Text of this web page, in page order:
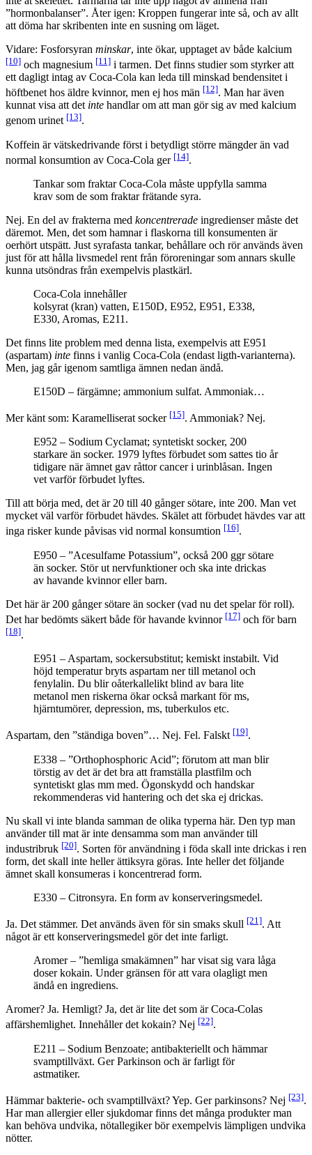
”hormonbalanser”. Åter igen: Kroppen fungerar inte så, och av allt
att döma har skribenten inte en susning om läget.
Vidare: Fosforsyran minskar, inte ökar, upptaget av både kalcium
[10] och magnesium [11] i tarmen. Det finns studier som styrker att
ett dagligt intag av Coca-Cola kan leda till minskad bendensitet i
höftbenet hos äldre kvinnor, men ej hos män [12]. Man har även
kunnat visa att det inte handlar om att man gör sig av med kalcium
genom urinet [13].
Koffein är vätskedrivande först i betydligt större mängder än vad
normal konsumtion av Coca-Cola ger [14].
Tankar som fraktar Coca-Cola måste uppfylla samma
krav som de som fraktar frätande syra.
Nej. En del av frakterna med koncentrerade ingredienser måste det
däremot. Men, det som hamnar i flaskorna till konsumenten är
oerhört utspätt. Just syrafasta tankar, behållare och rör används även
just för att hålla livsmedel rent från föroreningar som annars skulle
kunna utsöndras från exempelvis plastkärl.
Coca-Cola innehåller
kolsyrat (kran) vatten, E150D, E952, E951, E338,
E330, Aromas, E211.
Det finns lite problem med denna lista, exempelvis att E951
(aspartam) inte finns i vanlig Coca-Cola (endast ligth-varianterna).
Men, jag går igenom samtliga ämnen nedan ändå.
E150D – färgämne; ammonium sulfat. Ammoniak…
Mer känt som: Karamelliserat socker [15]. Ammoniak? Nej.
E952 – Sodium Cyclamat; syntetiskt socker, 200
starkare än socker. 1979 lyftes förbudet som sattes tio år
tidigare när ämnet gav råttor cancer i urinblåsan. Ingen
vet varför förbudet lyftes.
Till att börja med, det är 20 till 40 gånger sötare, inte 200. Man vet
mycket väl varför förbudet hävdes. Skälet att förbudet hävdes var att
inga risker kunde påvisas vid normal konsumtion [16].
E950 – ”Acesulfame Potassium”, också 200 ggr sötare
än socker. Stör ut nervfunktioner och ska inte drickas
av havande kvinnor eller barn.
Det här är 200 gånger sötare än socker (vad nu det spelar för roll).
Det har bedömts säkert både för havande kvinnor [17] och för barn
[18].
E951 – Aspartam, sockersubstitut; kemiskt instabilt. Vid
höjd temperatur bryts aspartam ner till metanol och
fenylalin. Du blir oåterkallelikt blind av bara lite
metanol men riskerna ökar också markant för ms,
hjärntumörer, depression, ms, tuberkulos etc.
Aspartam, den ”ständiga boven”… Nej. Fel. Falskt [19].
E338 – ”Orthophosphoric Acid”; förutom att man blir
törstig av det är det bra att framställa plastfilm och
syntetiskt glas mm med. Ögonskydd och handskar
rekommenderas vid hantering och det ska ej drickas.
Nu skall vi inte blanda samman de olika typerna här. Den typ man
använder till mat är inte densamma som man använder till
industribruk [20]. Sorten för användning i föda skall inte drickas i ren
form, det skall inte heller ättiksyra göras. Inte heller det följande
ämnet skall konsumeras i koncentrerad form.
E330 – Citronsyra. En form av konserveringsmedel.
Ja. Det stämmer. Det används även för sin smaks skull [21]. Att
något är ett konserveringsmedel gör det inte farligt.
Aromer – ”hemliga smakämnen” har visat sig vara låga
doser kokain. Under gränsen för att vara olagligt men
ändå en ingrediens.
Aromer? Ja. Hemligt? Ja, det är lite det som är Coca-Colas
affärshemlighet. Innehåller det kokain? Nej [22].
E211 – Sodium Benzoate; antibakteriellt och hämmar
svamptillväxt. Ger Parkinson och är farligt för
astmatiker.
Hämmar bakterie- och svamptillväxt? Yep. Ger parkinsons? Nej [23].
Har man allergier eller sjukdomar finns det många produkter man
kan behöva undvika, nötallegiker bör exempelvis lämpligen undvika
nötter.